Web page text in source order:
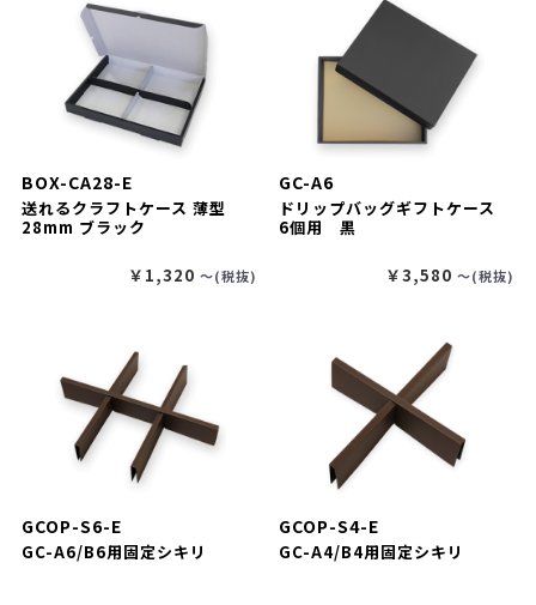
BOX-CA28-E
送れるクラフトケース 薄型
28mm ブラック
￥1,320 〜(税抜)
GC-A6
ドリップバッグギフトケース
6個用 黒
￥3,580 〜(税抜)
GCOP-S6-E
GC-A6/B6用固定シキリ
GCOP-S4-E
GC-A4/B4用固定シキリ